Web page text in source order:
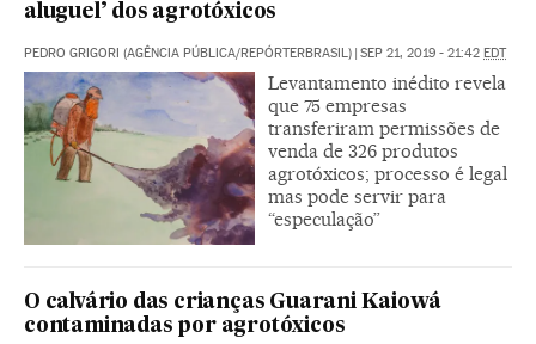
aluguel’ dos agrotóxicos
PEDRO GRIGORI (AGÊNCIA PÚBLICA/REPÓRTERBRASIL) | SEP 21, 2019 - 21:42 EDT
Levantamento inédito revela
que 75 empresas
transferiram permissões de
venda de 326 produtos
agrotóxicos; processo é legal
mas pode servir para
“especulação”
O calvário das crianças Guarani Kaiowá
contaminadas por agrotóxicos